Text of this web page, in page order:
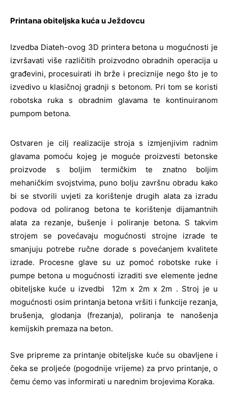
Printana obiteljska kuća u Ježdovcu
Izvedba Diateh-ovog 3D printera betona u mogućnosti je
izvršavati više različitih proizvodno obradnih operacija u
građevini, procesuirati ih brže i preciznije nego što je to
izvedivo u klasičnoj gradnji s betonom. Pri tom se koristi
robotska ruka s obradnim glavama te kontinuiranom
pumpom betona.
Ostvaren je cilj realizacije stroja s izmjenjivim radnim
glavama pomoću kojeg je moguće proizvesti betonske
proizvode s boljim termičkim te znatno boljim
mehaničkim svojstvima, puno bolju završnu obradu kako
bi se stvorili uvjeti za korištenje drugih alata za izradu
podova od poliranog betona te korištenje dijamantnih
alata za rezanje, bušenje i poliranje betona. S takvim
strojem se povećavaju mogućnosti strojne izrade te
smanjuju potrebe ručne dorade s povećanjem kvalitete
izrade. Procesne glave su uz pomoć robotske ruke i
pumpe betona u mogućnosti izraditi sve elemente jedne
obiteljske kuće u izvedbi 12m x 2m x 2m . Stroj je u
mogućnosti osim printanja betona vršiti i funkcije rezanja,
brušenja, glodanja (frezanja), poliranja te nanošenja
kemijskih premaza na beton.
Sve pripreme za printanje obiteljske kuće su obavljene i
čeka se proljeće (pogodnije vrijeme) za prvo printanje, o
čemu ćemo vas informirati u narednim brojevima Koraka.